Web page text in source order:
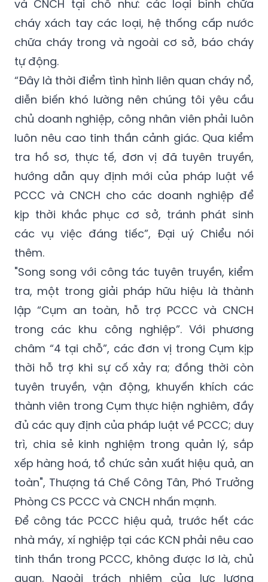
chữa cháy trong và ngoài cơ sở, báo cháy
tự động.
“Đây là thời điểm tình hình liên quan cháy nổ,
diễn biến khó lường nên chúng tôi yêu cầu
chủ doanh nghiệp, công nhân viên phải luôn
luôn nêu cao tinh thần cảnh giác. Qua kiểm
tra hồ sơ, thực tế, đơn vị đã tuyên truyền,
hướng dẫn quy định mới của pháp luật về
PCCC và CNCH cho các doanh nghiệp để
kịp thời khắc phục cơ sở, tránh phát sinh
các vụ việc đáng tiếc”, Đại uý Chiểu nói
thêm.
"Song song với công tác tuyên truyền, kiểm
tra, một trong giải pháp hữu hiệu là thành
lập “Cụm an toàn, hỗ trợ PCCC và CNCH
trong các khu công nghiệp”. Với phương
châm “4 tại chỗ”, các đơn vị trong Cụm kịp
thời hỗ trợ khi sự cố xảy ra; đồng thời còn
tuyên truyền, vận động, khuyến khích các
thành viên trong Cụm thực hiện nghiêm, đầy
đủ các quy định của pháp luật về PCCC; duy
trì, chia sẻ kinh nghiệm trong quản lý, sắp
xếp hàng hoá, tổ chức sản xuất hiệu quả, an
toàn", Thượng tá Chế Công Tân, Phó Trưởng
Phòng CS PCCC và CNCH nhấn mạnh.
Để công tác PCCC hiệu quả, trước hết các
nhà máy, xí nghiệp tại các KCN phải nêu cao
tinh thần trong PCCC, không được lơ là, chủ
quan. Ngoài trách nhiệm của lực lượng
PCCC và CNCH thì đòi hỏi các doanh nghiệp